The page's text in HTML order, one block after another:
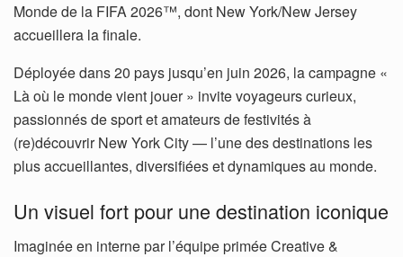
Monde de la FIFA 2026™, dont New York/New Jersey
accueillera la finale.
Déployée dans 20 pays jusqu’en juin 2026, la campagne «
Là où le monde vient jouer » invite voyageurs curieux,
passionnés de sport et amateurs de festivités à
(re)découvrir New York City — l’une des destinations les
plus accueillantes, diversifiées et dynamiques au monde.
Un visuel fort pour une destination iconique
Imaginée en interne par l’équipe primée Creative &